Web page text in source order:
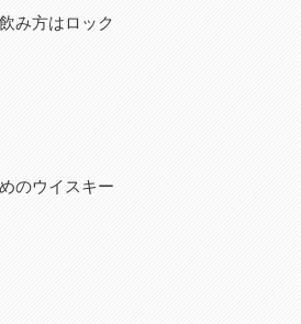
み方はロック
のウイスキー